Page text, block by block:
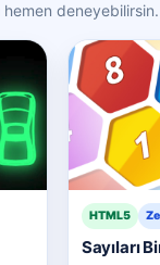
hemen deneyebilirsin.
HTML5
Sayıları